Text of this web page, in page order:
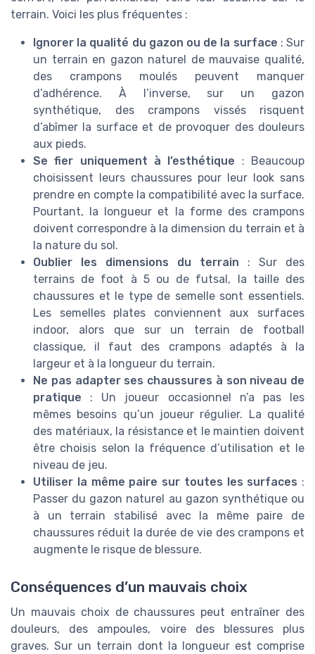
terrain. Voici les plus fréquentes :
Ignorer la qualité du gazon ou de la surface : Sur
un terrain en gazon naturel de mauvaise qualité,
des crampons moulés peuvent manquer
d’adhérence. À l’inverse, sur un gazon
synthétique, des crampons vissés risquent
d’abîmer la surface et de provoquer des douleurs
aux pieds.
Se fier uniquement à l’esthétique : Beaucoup
choisissent leurs chaussures pour leur look sans
prendre en compte la compatibilité avec la surface.
Pourtant, la longueur et la forme des crampons
doivent correspondre à la dimension du terrain et à
la nature du sol.
Oublier les dimensions du terrain : Sur des
terrains de foot à 5 ou de futsal, la taille des
chaussures et le type de semelle sont essentiels.
Les semelles plates conviennent aux surfaces
indoor, alors que sur un terrain de football
classique, il faut des crampons adaptés à la
largeur et à la longueur du terrain.
Ne pas adapter ses chaussures à son niveau de
pratique : Un joueur occasionnel n’a pas les
mêmes besoins qu’un joueur régulier. La qualité
des matériaux, la résistance et le maintien doivent
être choisis selon la fréquence d’utilisation et le
niveau de jeu.
Utiliser la même paire sur toutes les surfaces :
Passer du gazon naturel au gazon synthétique ou
à un terrain stabilisé avec la même paire de
chaussures réduit la durée de vie des crampons et
augmente le risque de blessure.
Conséquences d’un mauvais choix
Un mauvais choix de chaussures peut entraîner des
douleurs, des ampoules, voire des blessures plus
graves. Sur un terrain dont la longueur est comprise